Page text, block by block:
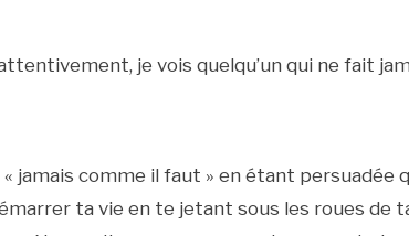
je vois quelqu’un qui ne fait
jamais comme il faut » en étant persuadée
ta vie en te jetant sous les roues de